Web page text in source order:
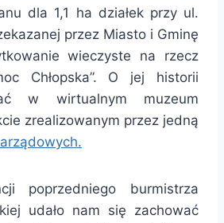
dla 1,1 ha działek przy ul.
przez Miasto i Gminę
wieczyste na rzecz
Chłopska”. O jej historii
w wirtualnym muzeum
zrealizowanym przez jedną
poprzedniego burmistrza
udało nam się zachować